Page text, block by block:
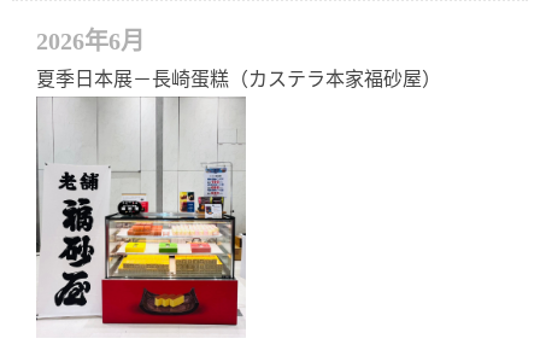
2026年6月
夏季日本展－長崎蛋糕（カステラ本家福砂屋）